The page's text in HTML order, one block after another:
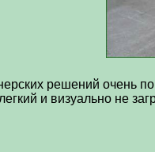
решений очень
и визуально не